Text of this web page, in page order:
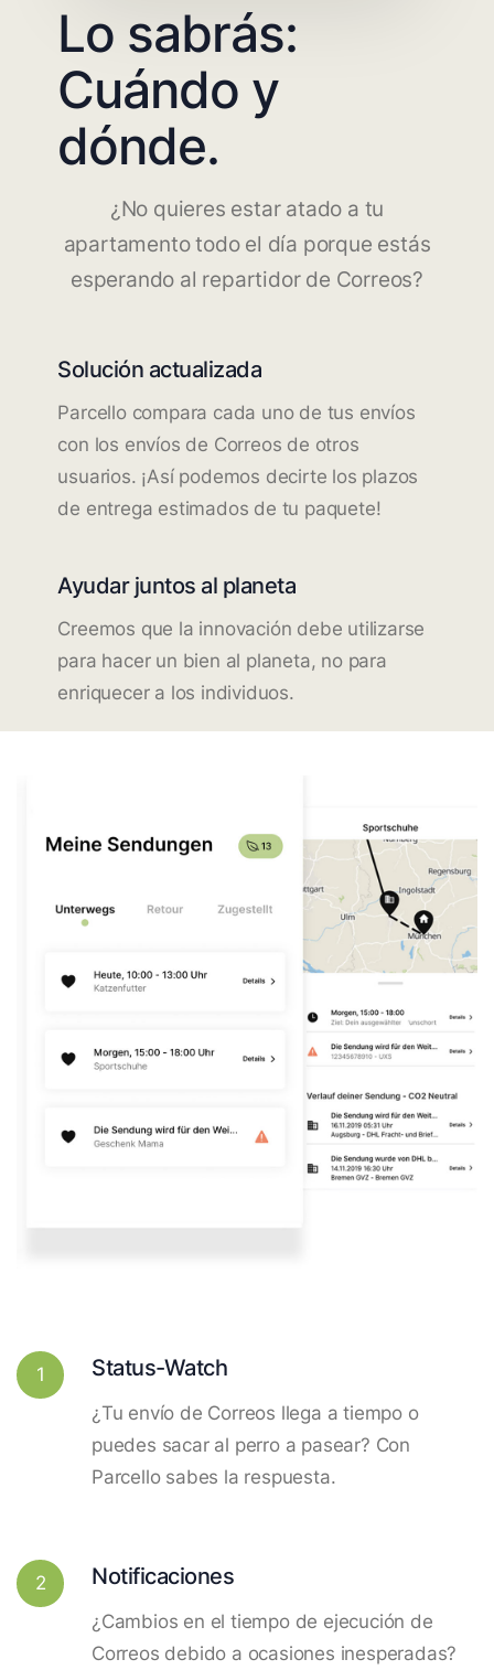
Lo sabrás:
Cuándo y
dónde.
¿No quieres estar atado a tu
apartamento todo el día porque estás
esperando al repartidor de Correos?
Solución actualizada
Parcello compara cada uno de tus envíos
con los envíos de Correos de otros
usuarios. ¡Así podemos decirte los plazos
de entrega estimados de tu paquete!
Ayudar juntos al planeta
Creemos que la innovación debe utilizarse
para hacer un bien al planeta, no para
enriquecer a los individuos.
1 Status-Watch
¿Tu envío de Correos llega a tiempo o
puedes sacar al perro a pasear? Con
Parcello sabes la respuesta.
2 Notificaciones
¿Cambios en el tiempo de ejecución de
Correos debido a ocasiones inesperadas?